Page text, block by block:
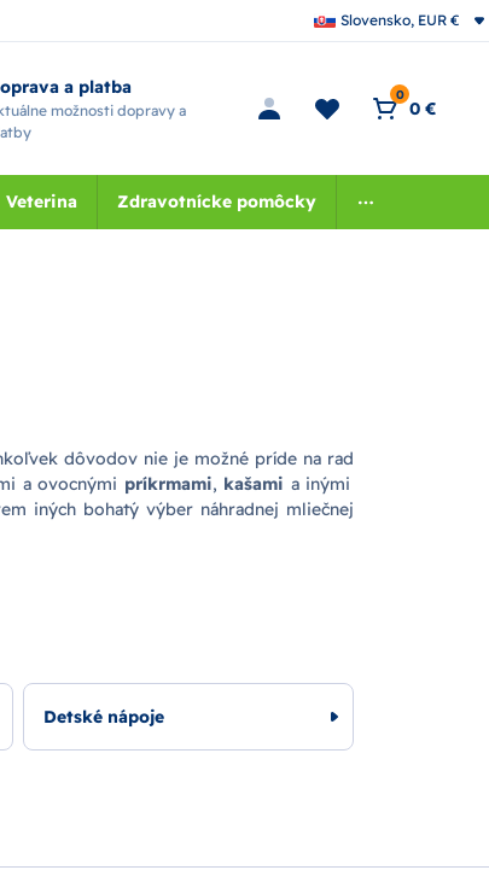
Slovensko, EUR €
a platba
možnosti dopravy a
0
0 €
Veterina Zdravotnícke pomôcky
dôvodov nie je možné príde na rad
a ovocnými príkrmami, kašami a inými
iných bohatý výber náhradnej mliečnej
Detské nápoje